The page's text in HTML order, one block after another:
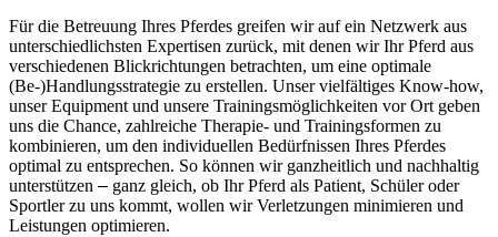
Für die Betreuung Ihres Pferdes greifen wir auf ein Netzwerk aus
unterschiedlichsten Expertisen zurück, mit denen wir Ihr Pferd aus
verschiedenen Blickrichtungen betrachten, um eine optimale
(Be-)Handlungsstrategie zu erstellen. Unser vielfältiges Know-how,
unser Equipment und unsere Trainingsmöglichkeiten vor Ort geben
uns die Chance, zahlreiche Therapie- und Trainingsformen zu
kombinieren, um den individuellen Bedürfnissen Ihres Pferdes
optimal zu entsprechen. So können wir ganzheitlich und nachhaltig
unterstützen – ganz gleich, ob Ihr Pferd als Patient, Schüler oder
Sportler zu uns kommt, wollen wir Verletzungen minimieren und
Leistungen optimieren.